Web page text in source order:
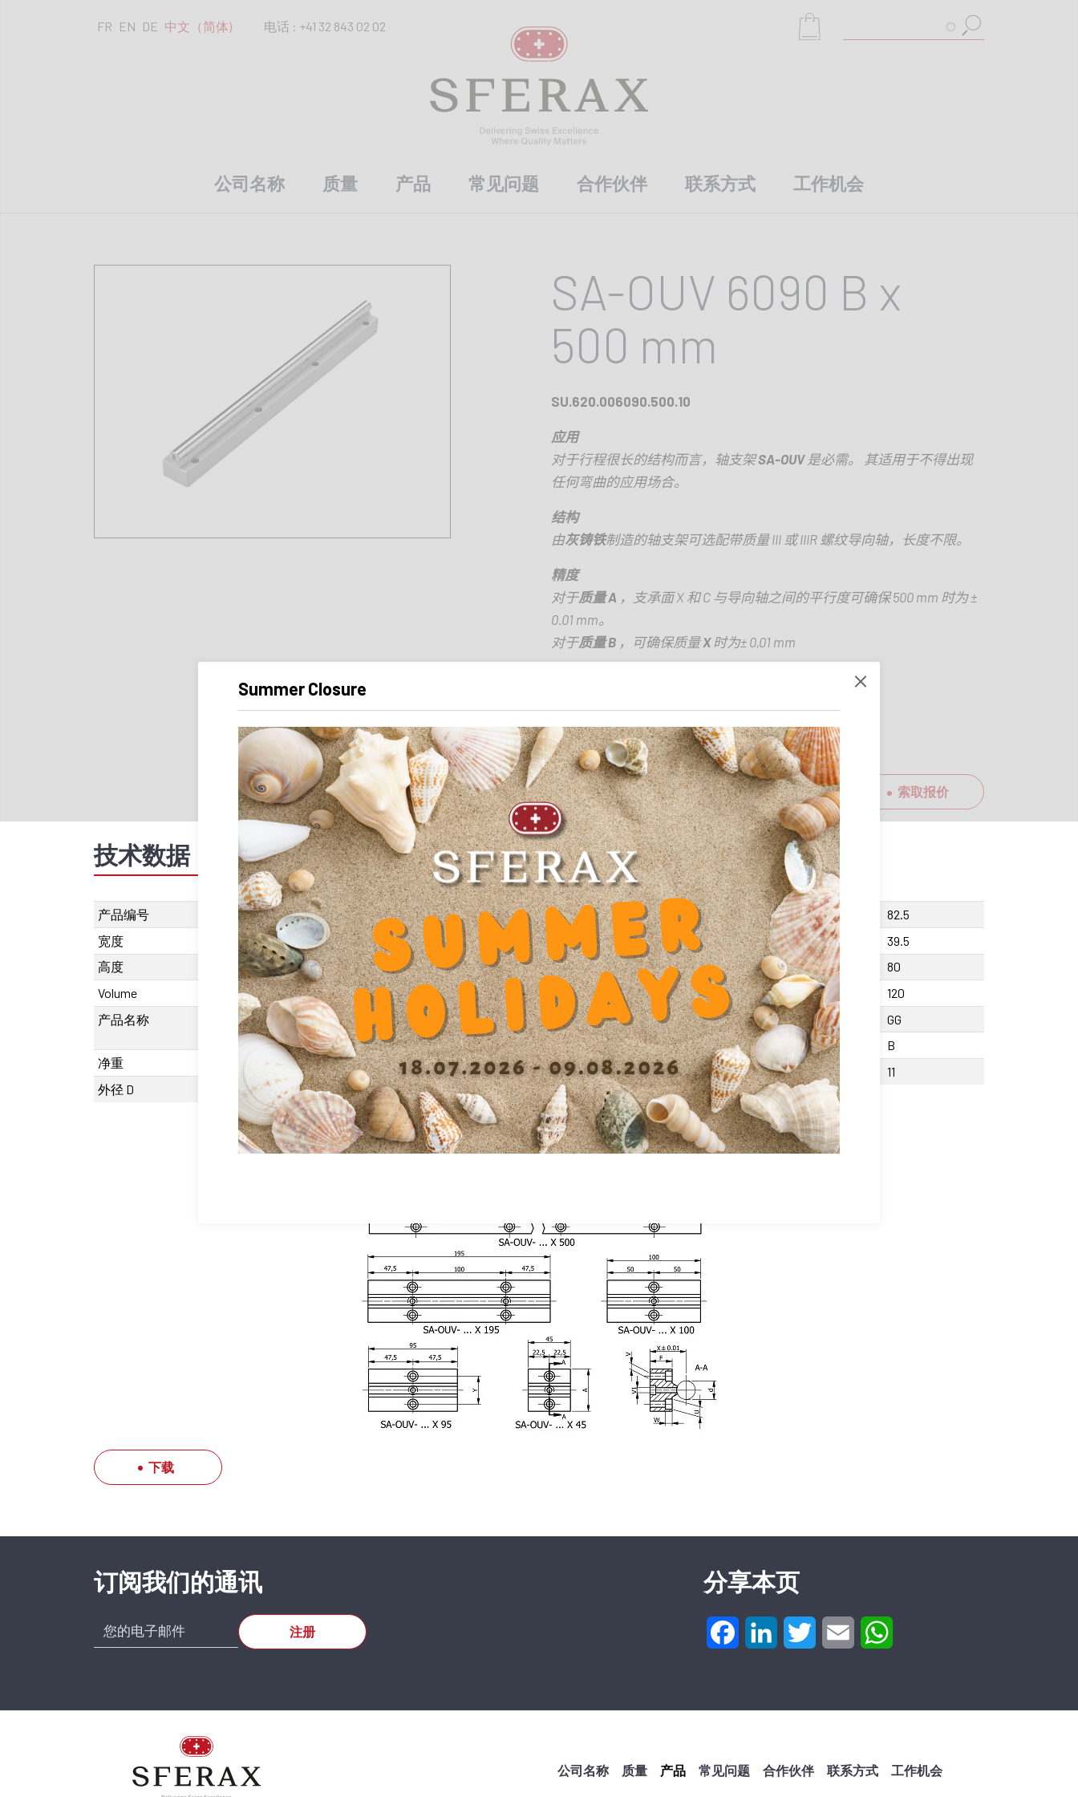
FR EN DE 中文（简体) 电话 : +41 32 843 02 02
公司名称 质量 产品 常见问题 合作伙伴 联系方式 工作机会
SA-OUV 6090 B x
500 mm
SU.620.006090.500.10
应用
对于行程很长的结构而言，轴支架SA-OUV 是必需。 其适用于不得出现
任何弯曲的应用场合。
结构
由灰铸铁制造的轴支架可选配带质量III 或IIIR 螺纹导向轴，长度不限。
精度
对于质量A ，支承面X 和C 与导向轴之间的平行度可确保500 mm 时为 ±
0.01 mm。
对于质量B ，可确保质量X 时为±0,01 mm
500 mm
索取报价
技术数据 推荐产品
产品编号
SU.620.006090.500.10
宽度
120 mm
高度
54 mm
Volume
3240000
产品名称
SA-OUV 6090 B x
500 mm
净重
18490 g
外径 D
0
内径 d
长度
500 mm
动态系数 Y
0.000000
Diameter shaft d
60
Diameter Counterbore u
17
Diameter screw slot block
fixation V
10.5
Diameter screw slot block
fixation V1
10.4
Spacing screw Y
82.5
Height F
39.5
Height center X +/-0.01
80
Width A
120
Material
GG
精度等级
B
Depth Counterbore W
11
下载
Tel. : +41 32 843 02 02
SA-OUV 6090 B x 500
mm
SU.620.006090.500.10
订阅我们的通讯 分享本页
FacebookLinkedIn Twitter Email
公司名称 质量 产品 常见问题 合作伙伴 联系方式 工作机会
Summer Closure